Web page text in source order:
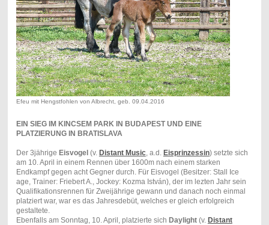
Efeu mit Hengstfohlen von Albrecht, geb. 09.04.2016
EIN SIEG IM KINCSEM PARK IN BUDAPEST UND EINE
PLATZIERUNG IN BRATISLAVA
Der 3jährige Eisvogel(v. Distant Music, a.d. Eisprinzessin) setzte sich
am 10. April in einem Rennen über 1600m nach einem starken
Endkampf gegen acht Gegner durch. Für Eisvogel (Besitzer: Stall Ice
age, Trainer: Friebert A., Jockey: Kozma István), der im lezten Jahr sein
Qualifikationsrennen für Zweijährige gewann und danach noch einmal
platziert war, war es das Jahresdebüt, welches er gleich erfolgreich
gestaltete.
Ebenfalls am Sonntag, 10. April, platzierte sich Daylight(v. Distant